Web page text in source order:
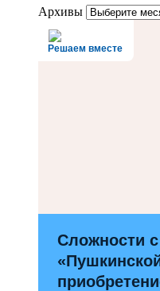
Архивы
Решаем вместе
Сложности